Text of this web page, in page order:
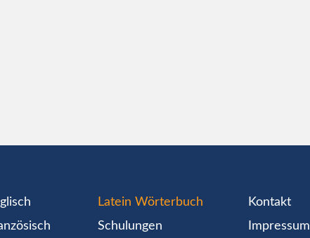
Latein Wörterbuch
Schulungen
Kontakt
Impressum